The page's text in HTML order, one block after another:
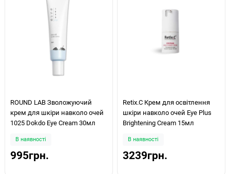
ROUND LAB Зволожуючий
крем для шкіри навколо очей
1025 Dokdo Eye Cream 30мл
В наявності
995грн.
Retix.C Крем для освітлення
шкіри навколо очей Eye Plus
Brightening Cream 15мл
В наявності
3239грн.